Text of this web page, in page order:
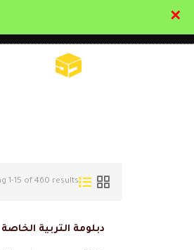
1-15 of 460 results
دبلومة التربية
✕